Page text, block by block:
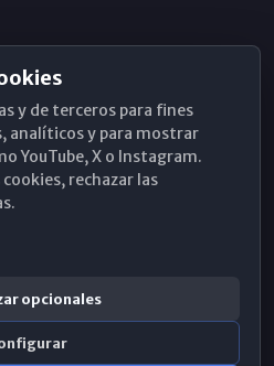
y de terceros para fines
analíticos y para mostrar
YouTube, X o Instagram.
rechazar las
opcionales